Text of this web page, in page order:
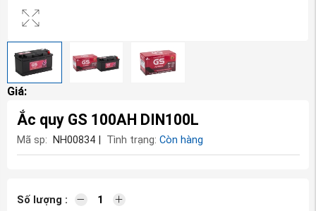
Giá:
Ắc quy GS 100AH DIN100L
Mã sp: NH00834 Tình trạng: Còn hàng
Số lượng :